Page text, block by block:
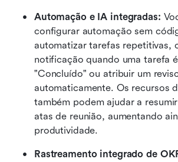
Automação e IA integradas:
configurar automação sem
automatizar tarefas repetitivas,
notificação quando uma tarefa
"Concluído" ou atribuir um
automaticamente. Os recursos
também podem ajudar a
atas de reunião, aumentando
produtividade.
Rastreamento integrado de